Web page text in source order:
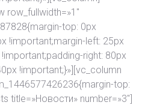
row_fullwidth=»1″
top: 0px
!important;margin-left: 25px
right: 80px
!important;}»][vc_column
top:
title=»Новости» number=»3″]